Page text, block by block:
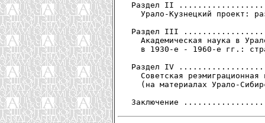
Раздел II
Урало-Кузнецкий проект:
Раздел III
Академическая наука в
в 1930-е - 1960-е гг.:
Раздел IV
Советская реэмиграционная
(на материалах Урало-